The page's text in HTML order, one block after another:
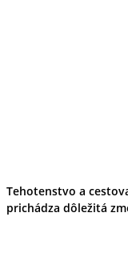
Tehotenstvo a
prichádza dôležitá